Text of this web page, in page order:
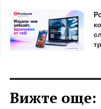
Вижте още: